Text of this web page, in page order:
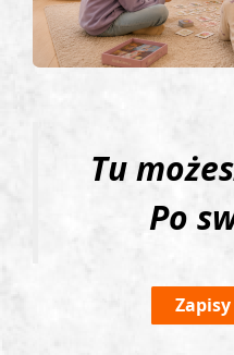
Tu
Po